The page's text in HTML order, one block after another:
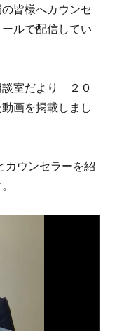
皆様へカウンセ
ルで配信してい
談室だより ２０
画を掲載しまし
カウンセラーを紹